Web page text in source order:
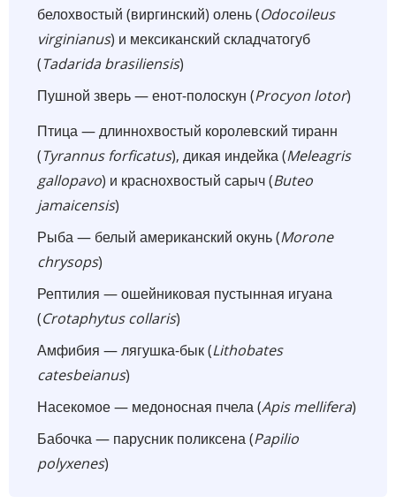
белохвостый (виргинский) олень (Odocoileus
virginianus) и мексиканский складчатогуб
(Tadarida brasiliensis)
Пушной зверь — енот-полоскун (Procyon lotor)
Птица — длиннохвостый королевский тиранн
(Tyrannus forficatus), дикая индейка (Meleagris
gallopavo) и краснохвостый сарыч (Buteo
jamaicensis)
Рыба — белый американский окунь (Morone
chrysops)
Рептилия — ошейниковая пустынная игуана
(Crotaphytus collaris)
Амфибия — лягушка-бык (Lithobates
catesbeianus)
Насекомое — медоносная пчела (Apis mellifera)
Бабочка — парусник поликсена (Papilio
polyxenes)